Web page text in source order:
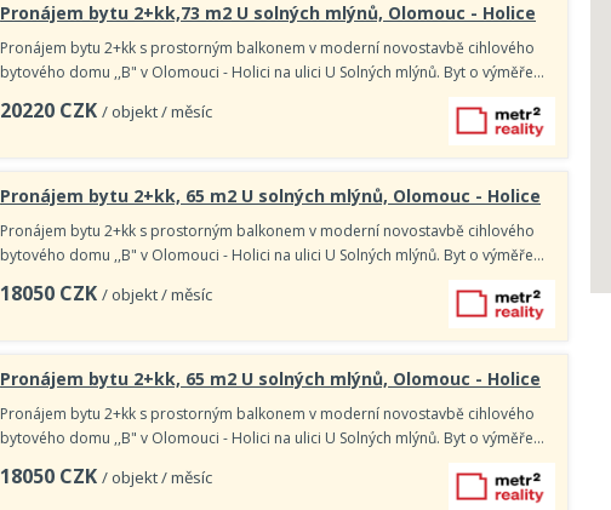
Pronájem bytu 2+kk,73 m2 U solných mlýnů, Olomouc - Holice
Pronájem bytu 2+kk s prostorným balkonem v moderní novostavbě cihlového
bytového domu ,,B" v Olomouci - Holici na ulici U Solných mlýnů. Byt o výměře…
20220 CZK / objekt / měsíc
Pronájem bytu 2+kk, 65 m2 U solných mlýnů, Olomouc - Holice
Pronájem bytu 2+kk s prostorným balkonem v moderní novostavbě cihlového
bytového domu ,,B" v Olomouci - Holici na ulici U Solných mlýnů. Byt o výměře…
18050 CZK / objekt / měsíc
Pronájem bytu 2+kk, 65 m2 U solných mlýnů, Olomouc - Holice
Pronájem bytu 2+kk s prostorným balkonem v moderní novostavbě cihlového
bytového domu ,,B" v Olomouci - Holici na ulici U Solných mlýnů. Byt o výměře…
18050 CZK / objekt / měsíc